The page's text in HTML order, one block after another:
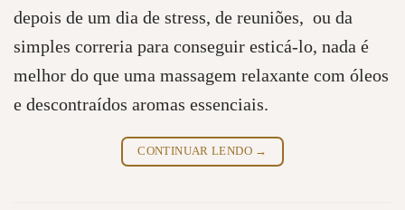
depois de um dia de stress, de reuniões, ou da
simples correria para conseguir esticá-lo, nada é
melhor do que uma massagem relaxante com óleos
e descontraídos aromas essenciais.
CONTINUAR LENDO →